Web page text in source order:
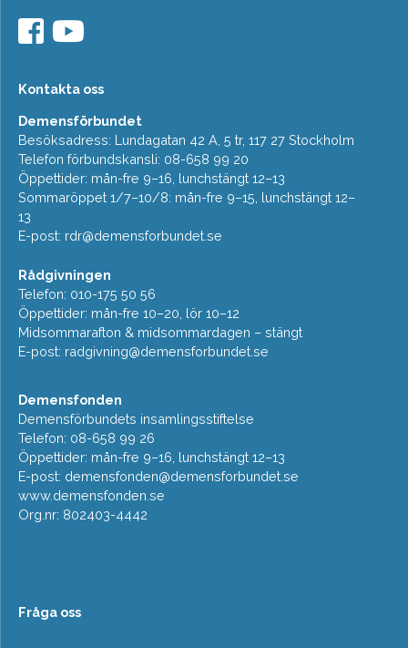
Kontakta oss
Demensförbundet
Besöksadress: Lundagatan 42 A, 5 tr, 117 27 Stockholm
Telefon förbundskansli: 08-658 99 20
Öppettider: mån-fre 9–16, lunchstängt 12–13
Sommaröppet 1/7–10/8: mån-fre 9–15, lunchstängt 12–
13
E-post: rdr@demensforbundet.se
Rådgivningen
Telefon: 010-175 50 56
Öppettider: mån-fre 10–20, lör 10–12
Midsommarafton & midsommardagen – stängt
E-post: radgivning@demensforbundet.se
Demensfonden
Demensförbundets insamlingsstiftelse
Telefon: 08-658 99 26
Öppettider: mån-fre 9–16, lunchstängt 12–13
E-post: demensfonden@demensforbundet.se
www.demensfonden.se
Org.nr: 802403-4442
Fråga oss